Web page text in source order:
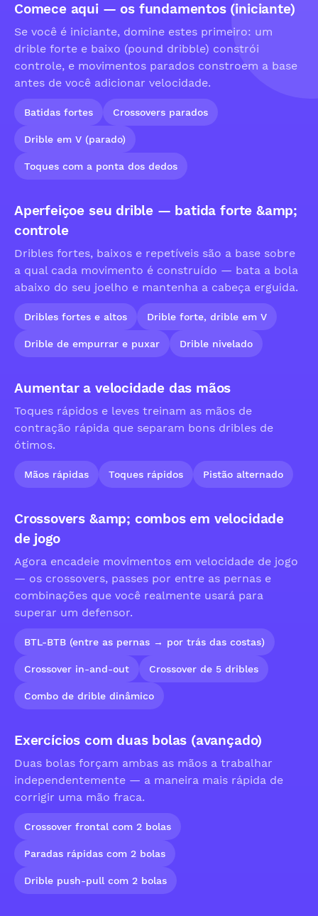
Comece aqui — os fundamentos (iniciante)
Se você é iniciante, domine estes primeiro: um
drible forte e baixo (pound dribble) constrói
controle, e movimentos parados constroem a base
antes de você adicionar velocidade.
Batidas fortes Crossovers parados
Drible em V (parado)
Toques com a ponta dos dedos
Aperfeiçoe seu drible — batida forte &amp;
controle
Dribles fortes, baixos e repetíveis são a base sobre
a qual cada movimento é construído — bata a bola
abaixo do seu joelho e mantenha a cabeça erguida.
Dribles fortes e altos Drible forte, drible em V
Drible de empurrar e puxar Drible nivelado
Aumentar a velocidade das mãos
Toques rápidos e leves treinam as mãos de
contração rápida que separam bons dribles de
ótimos.
Mãos rápidas Toques rápidos Pistão alternado
Crossovers &amp; combos em velocidade
de jogo
Agora encadeie movimentos em velocidade de jogo
— os crossovers, passes por entre as pernas e
combinações que você realmente usará para
superar um defensor.
BTL-BTB (entre as pernas → por trás das costas)
Crossover in-and-out Crossover de 5 dribles
Combo de drible dinâmico
Exercícios com duas bolas (avançado)
Duas bolas forçam ambas as mãos a trabalhar
independentemente — a maneira mais rápida de
corrigir uma mão fraca.
Crossover frontal com 2 bolas
Paradas rápidas com 2 bolas
Drible push-pull com 2 bolas